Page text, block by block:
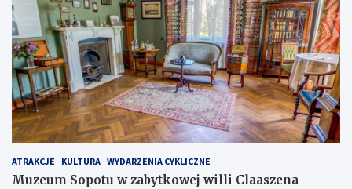
ATRAKCJE KULTURA WYDARZENIA CYKLICZNE
Muzeum Sopotu w zabytkowej willi Claaszena